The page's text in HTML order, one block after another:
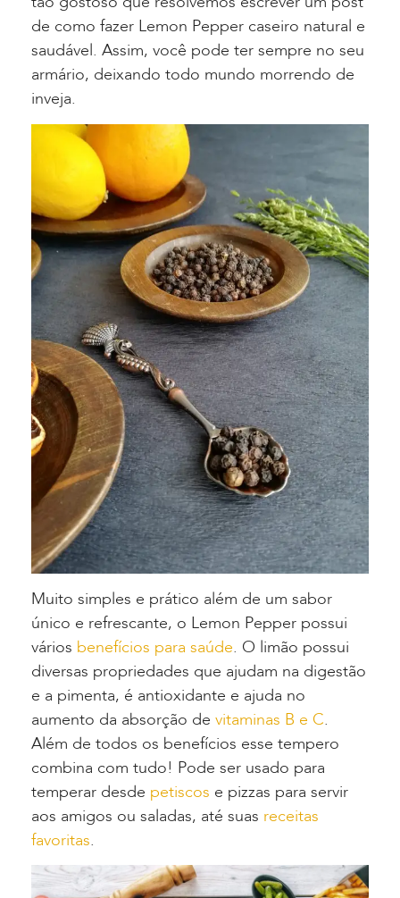
de como fazer Lemon Pepper caseiro natural e
saudável. Assim, você pode ter sempre no seu
armário, deixando todo mundo morrendo de
inveja.
Muito simples e prático além de um sabor
único e refrescante, o Lemon Pepper possui
vários benefícios para saúde. O limão possui
diversas propriedades que ajudam na digestão
e a pimenta, é antioxidante e ajuda no
aumento da absorção de vitaminas B e C.
Além de todos os benefícios esse tempero
combina com tudo! Pode ser usado para
temperar desde petiscos e pizzas para servir
aos amigos ou saladas, até suas receitas
favoritas.